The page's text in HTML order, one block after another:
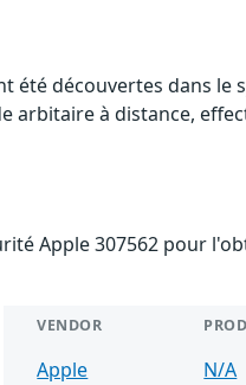
été découvertes dans le
arbitaire à distance,
Apple 307562 pour
VENDOR
Apple N/A